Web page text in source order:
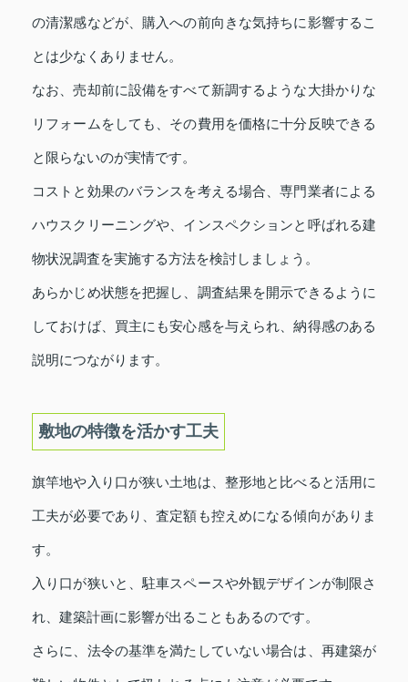
の清潔感などが、購入への前向きな気持ちに影響するこ
とは少なくありません。
なお、売却前に設備をすべて新調するような大掛かりな
リフォームをしても、その費用を価格に十分反映できる
と限らないのが実情です。
コストと効果のバランスを考える場合、専門業者による
ハウスクリーニングや、インスペクションと呼ばれる建
物状況調査を実施する方法を検討しましょう。
あらかじめ状態を把握し、調査結果を開示できるように
しておけば、買主にも安心感を与えられ、納得感のある
説明につながります。
敷地の特徴を活かす工夫
旗竿地や入り口が狭い土地は、整形地と比べると活用に
工夫が必要であり、査定額も控えめになる傾向がありま
す。
入り口が狭いと、駐車スペースや外観デザインが制限さ
れ、建築計画に影響が出ることもあるのです。
さらに、法令の基準を満たしていない場合は、再建築が